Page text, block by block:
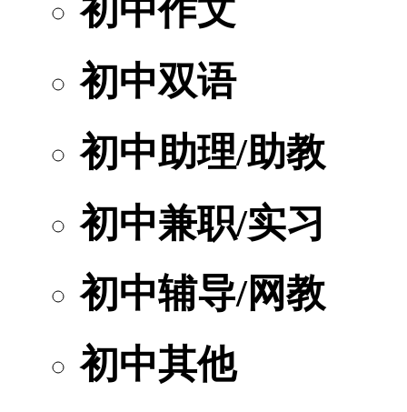
初中作文
初中双语
初中助理/助教
初中兼职/实习
初中辅导/网教
初中其他